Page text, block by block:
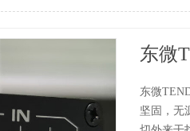
东微
东微
坚固，无